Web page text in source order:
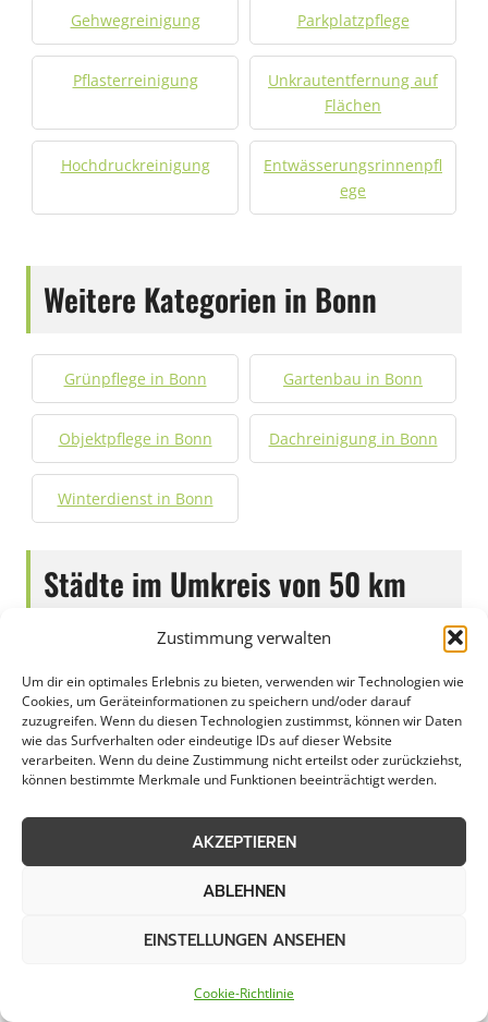
Zustimmung verwalten
Um dir ein optimales Erlebnis zu bieten, verwenden wir Technologien wie
Cookies, um Geräteinformationen zu speichern und/oder darauf
zuzugreifen. Wenn du diesen Technologien zustimmst, können wir Daten
wie das Surfverhalten oder eindeutige IDs auf dieser Website
verarbeiten. Wenn du deine Zustimmung nicht erteilst oder zurückziehst,
können bestimmte Merkmale und Funktionen beeinträchtigt werden.
AKZEPTIEREN
ABLEHNEN
EINSTELLUNGEN ANSEHEN
Cookie-Richtlinie
Gehwegreinigung Parkplatzpflege
Pflasterreinigung
Unkrautentfernung auf
Flächen
Hochdruckreinigung
Entwässerungsrinnenpfl
ege
Weitere Kategorien in Bonn
Grünpflege in Bonn Gartenbau in Bonn
Objektpflege in Bonn Dachreinigung in Bonn
Winterdienst in Bonn
Städte im Umkreis von 50 km
Alfter
Altstadt Nord
Laubbeseitigung in
Altstadt Sud
Laubbeseitigung in Bad
Honnef
Laubbeseitigung in Bad
Laubbeseitigung in
Bergisch Gladbach
Bilderstoeckchen
Laubbeseitigung in
Laubbeseitigung in